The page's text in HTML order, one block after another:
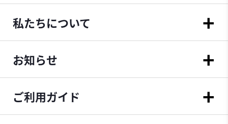
私たちについて
お知らせ
ご利用ガイド